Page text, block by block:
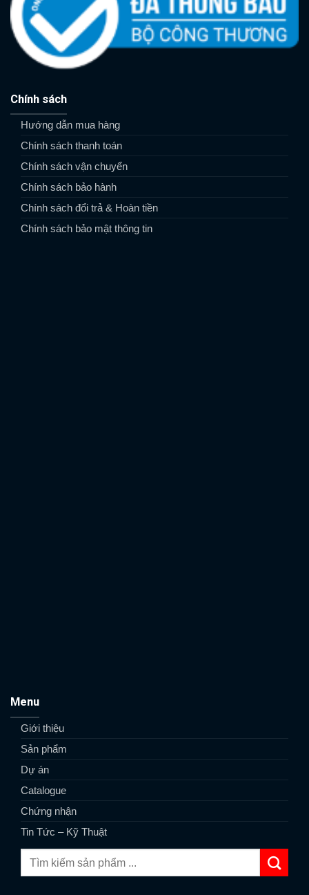
Chính sách
Hướng dẫn mua hàng
Chính sách thanh toán
Chính sách vận chuyển
Chính sách bảo hành
Chính sách đổi trả & Hoàn tiền
Chính sách bảo mật thông tin
Menu
Giới thiệu
Sản phẩm
Dự án
Catalogue
Chứng nhận
Tin Tức – Kỹ Thuật